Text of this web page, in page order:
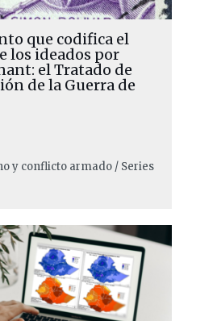
que codifica el
los ideados por
el Tratado de
de la Guerra de
y conflicto armado / Series